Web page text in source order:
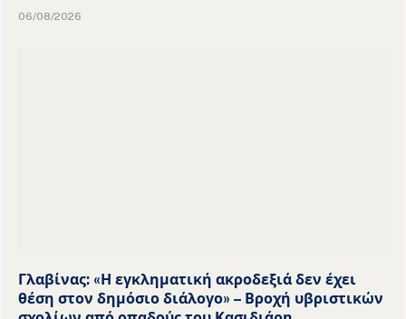
06/08/2026
Γλαβίνας: «Η εγκληματική ακροδεξιά δεν έχει
θέση στον δημόσιο διάλογο» – Βροχή υβριστικών